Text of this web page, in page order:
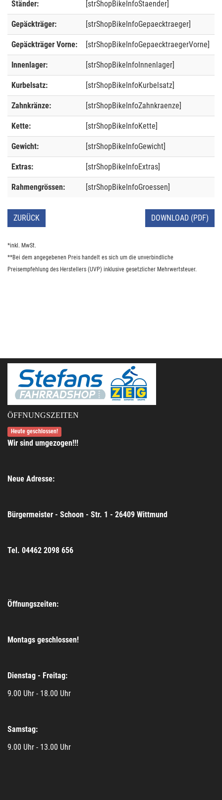
Ständer: [strShopBikeInfoStaender]
Gepäckträger: [strShopBikeInfoGepaecktraeger]
Gepäckträger Vorne: [strShopBikeInfoGepaecktraegerVorne]
Innenlager: [strShopBikeInfoInnenlager]
Kurbelsatz: [strShopBikeInfoKurbelsatz]
Zahnkränze: [strShopBikeInfoZahnkraenze]
Kette: [strShopBikeInfoKette]
Gewicht: [strShopBikeInfoGewicht]
Extras: [strShopBikeInfoExtras]
Rahmengrössen: [strShopBikeInfoGroessen]
ZURÜCK DOWNLOAD (PDF)
*inkl. MwSt.
**Bei dem angegebenen Preis handelt es sich um die unverbindliche
Preisempfehlung des Herstellers (UVP) inklusive gesetzlicher Mehrwertsteuer.
ÖFFNUNGSZEITEN
Heute geschlossen!
Wir sind umgezogen!!!
Neue Adresse:
Bürgermeister - Schoon - Str. 1 - 26409 Wittmund
Tel. 04462 2098 656
Öffnungszeiten:
Montags geschlossen!
Dienstag - Freitag:
9.00 Uhr - 18.00 Uhr
Samstag:
9.00 Uhr - 13.00 Uhr